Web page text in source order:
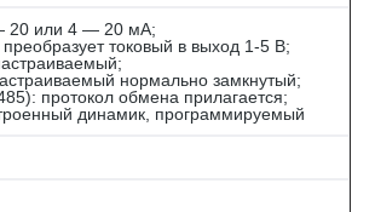
20 или 4 — 20 мА;
токовый в выход 1-5 В;
нормально замкнутый;
протокол обмена прилагается;
динамик, программируемый